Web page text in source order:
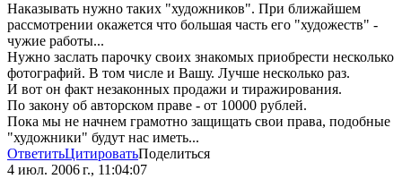
Наказывать нужно таких "художников". При ближайшем
рассмотрении окажется что большая часть его "художеств" -
чужие работы...
Нужно заслать парочку своих знакомых приобрести несколько
фотографий. В том числе и Вашу. Лучше несколько раз.
И вот он факт незаконных продажи и тиражирования.
По закону об авторском праве - от 10000 рублей.
Пока мы не начнем грамотно защищать свои права, подобные
"художники" будут нас иметь...
ОтветитьЦитироватьПоделиться
4 июл. 2006 г., 11:04:07